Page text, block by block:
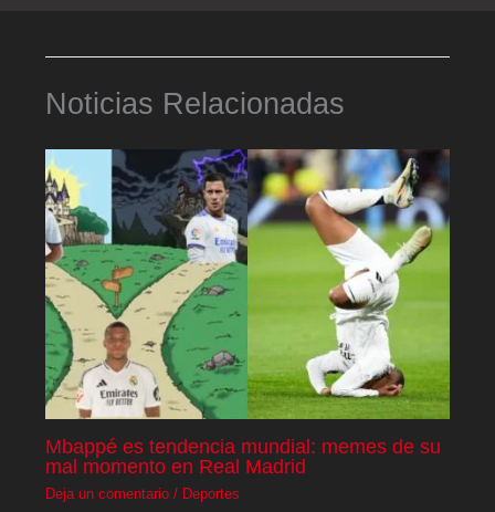
Noticias Relacionadas
Mbappé es tendencia mundial: memes de su
mal momento en Real Madrid
Deja un comentario / Deportes